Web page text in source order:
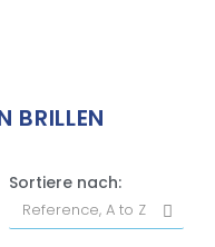
BRILLEN
Sortiere nach: